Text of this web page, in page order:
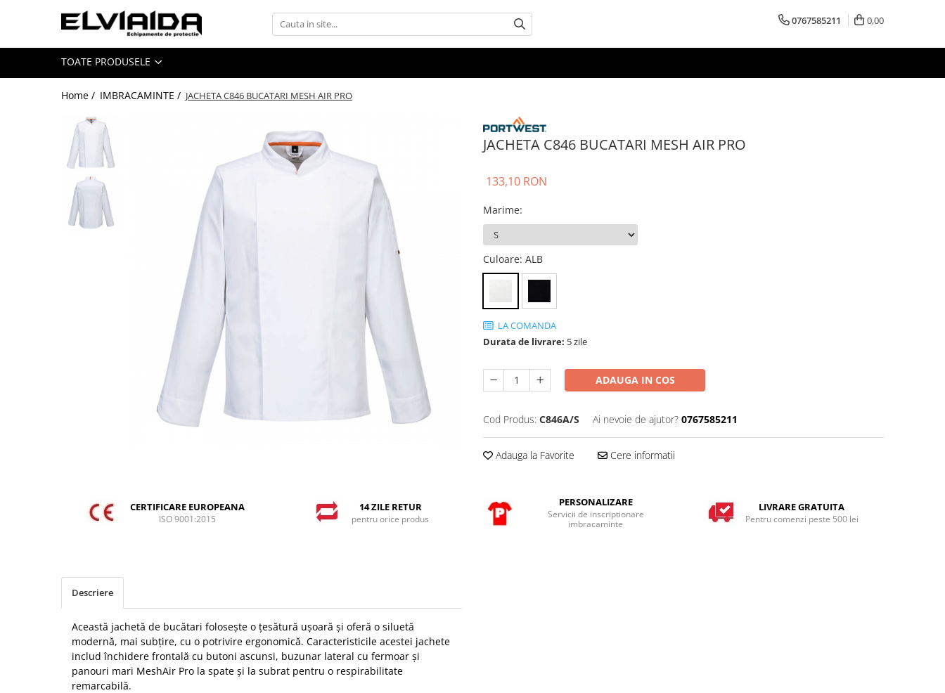
Toate Produsele
IMBRACAMINTE
IMBRACAMINTE DE LUCRU
IMBRACAMINTE REFLECTORIZANTA
IMBRACAMINTE DE IARNA
IMBRACAMINTE IMPERMEABILA
UNICA FOLOSINTA
FESURI, SEPCI, CAPISOANE
INCALTAMINTE
SANDALE-SABOTI
0767585211 0,00
TOATE PRODUSELE
Home / IMBRACAMINTE / JACHETA C846 BUCATARI MESH AIR PRO
JACHETA C846 BUCATARI MESH AIR PRO
133,10 RON
Marime:
Culoare: ALB
LA COMANDA
Durata de livrare: 5 zile
ADAUGA IN COS
Cod Produs: C846A/S Ai nevoie de ajutor? 0767585211
Adauga la Favorite Cere informatii
CERTIFICARE EUROPEANA
ISO 9001:2015
14 ZILE RETUR
pentru orice produs
PERSONALIZARE
Servicii de inscriptionare
imbracaminte
LIVRARE GRATUITA
Pentru comenzi peste 500 lei
Descriere
Această jachetă de bucătari folosește o țesătură ușoară și oferă o siluetă
modernă, mai subțire, cu o potrivire ergonomică. Caracteristicile acestei jachete
includ închidere frontală cu butoni ascunsi, buzunar lateral cu fermoar și
panouri mari MeshAir Pro la spate și la subrat pentru o respirabilitate
remarcabilă.